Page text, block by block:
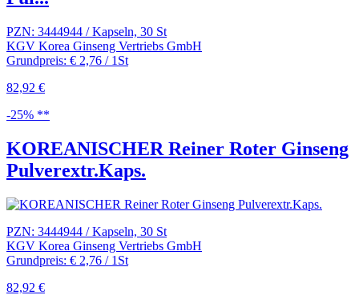
PZN: 3444944 / Kapseln, 30 St
KGV Korea Ginseng Vertriebs GmbH
Grundpreis: € 2,76 / 1St
82,92 €
-25% **
KOREANISCHER Reiner Roter Ginseng
Pulverextr.Kaps.
PZN: 3444944 / Kapseln, 30 St
KGV Korea Ginseng Vertriebs GmbH
Grundpreis: € 2,76 / 1St
82,92 €